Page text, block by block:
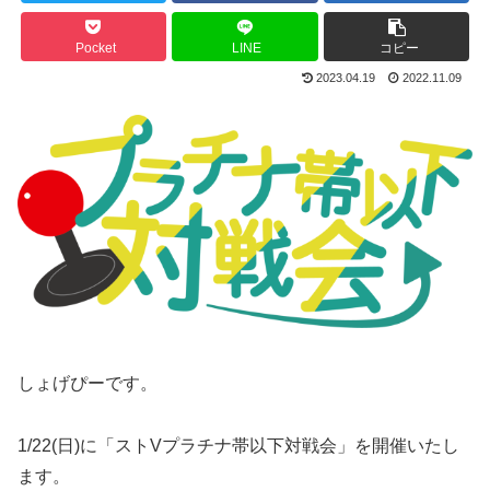
Pocket LINE コピー
2023.04.19 2022.11.09
しょげぴーです。
1/22(日)に「ストVプラチナ帯以下対戦会」を開催いたし
ます。